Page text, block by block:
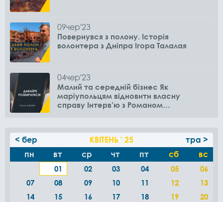
09чер'23
Повернувся з полону. Історія
волонтера з Дніпра Ігора Талалая
04чер'23
Малий та середній бізнес Як
маріупольцям відновити власну
справу Інтерв’ю з Романом
< бер КВІТЕНЬ ' 25
тра >
пн
вт ср чт пт сб вс
01 02 03 04 05
06
07
08 09 10 11 12
13
14
15 16 17 18 19
20